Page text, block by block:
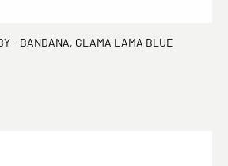
- BANDANA, GLAMA LAMA BLUE